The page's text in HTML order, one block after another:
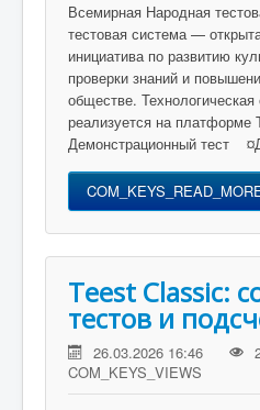
Всемирная Народная
тестовая система —
инициатива по развитию
проверки знаний и
обществе. Технологическая
реализуется на платформе
Демонстрационный тест
Teest Classic:
тестов и
26.03.2026 16:46
COM_KEYS_VIEWS